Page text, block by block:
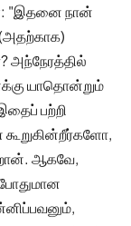
"இதனை நான்
யாதொன்றும்
பற்றி
ஆகவே,